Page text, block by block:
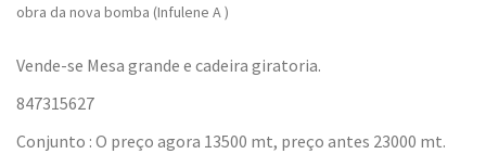
obra da nova bomba (Infulene A )
Vende-se Mesa grande e cadeira giratoria.
847315627
Conjunto : O preço agora 13500 mt, preço antes 23000 mt.